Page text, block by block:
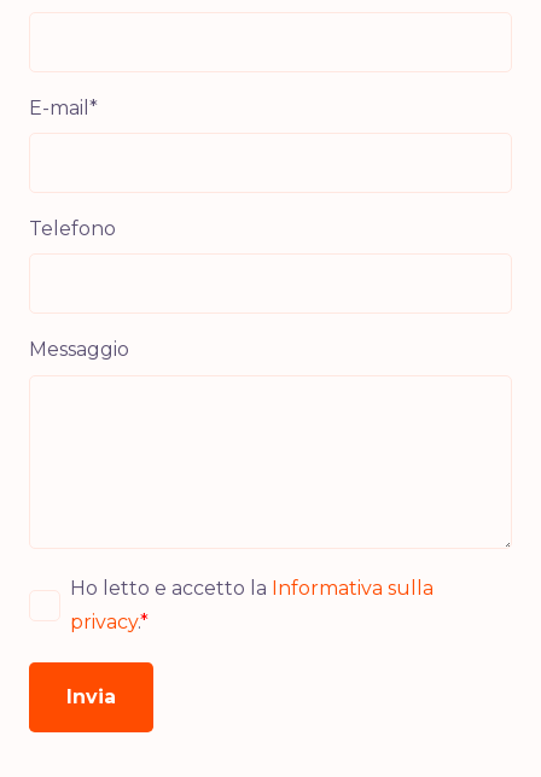
E-mail*
Telefono
Messaggio
Ho letto e accetto la Informativa sulla
privacy.*